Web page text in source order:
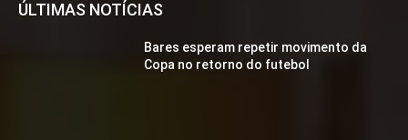
ÚLTIMAS NOTÍCIAS
Bares esperam repetir movimento da
Copa no retorno do futebol